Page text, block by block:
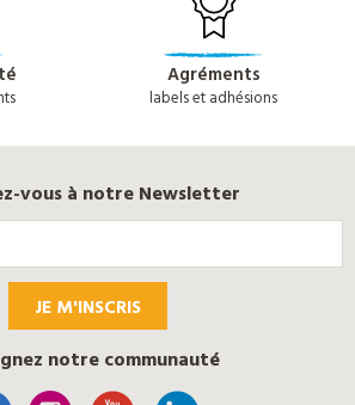
Agréments
labels et adhésions
vous à notre Newsletter
JE M'INSCRIS
notre communauté